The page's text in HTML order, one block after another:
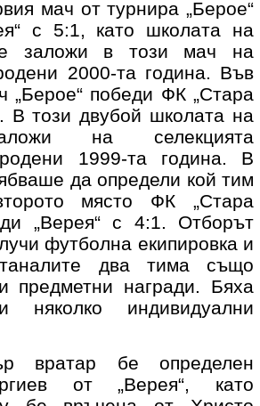
мач от турнира „Берое“
с 5:1, като школата на
заложи в този мач на
2000-та година. Във
„Берое“ победи ФК „Стара
В този двубой школата на
на селекцията
1999-та година. В
да определи кой тим
място ФК „Стара
„Верея“ с 4:1. Отборът
футболна екипировка и
два тима също
предметни награди. Бяха
няколко индивидуални
вратар бе определен
от „Верея“, като